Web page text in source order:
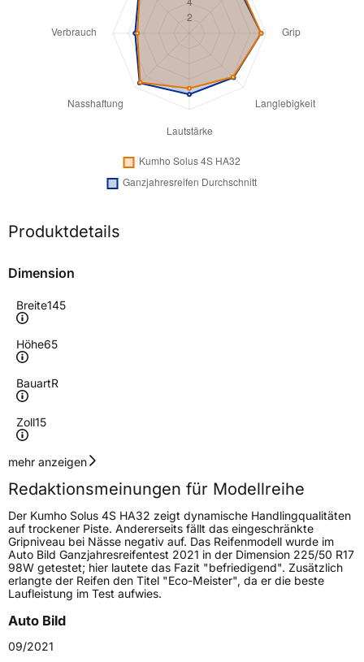
Produktdetails
Dimension
Breite145
Höhe65
BauartR
Zoll15
Geschwindigkeitsindex
Höchstgeschwindigkeit
190 km/h
Lastindex72
Höchstlast355 kg
Gewicht (in kg)5,56 kg
Generelle Merkmale
Fahrzeugtyp
mehr anzeigen
Redaktionsmeinungen für Modellreihe
Der Kumho Solus 4S HA32 zeigt dynamische Handlingqualitäten
auf trockener Piste. Andererseits fällt das eingeschränkte
Gripniveau bei Nässe negativ auf. Das Reifenmodell wurde im
Auto Bild Ganzjahresreifentest 2021 in der Dimension 225/50 R17
98W getestet; hier lautete das Fazit "befriedigend". Zusätzlich
erlangte der Reifen den Titel "Eco-Meister", da er die beste
Laufleistung im Test aufwies.
Auto Bild
09/2021